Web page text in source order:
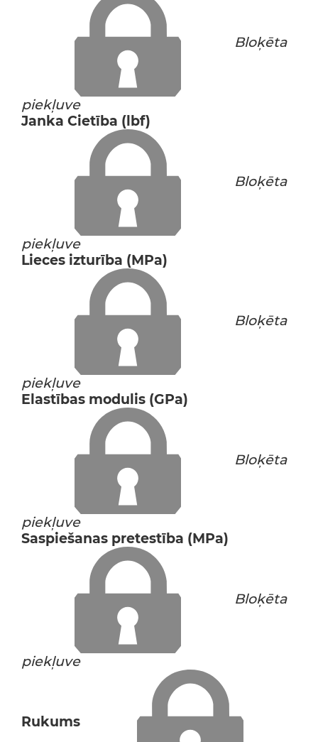
Bloķēta
piekļuve
Janka Cietība (lbf)
Bloķēta
piekļuve
Lieces izturība (MPa)
Bloķēta
piekļuve
Elastības modulis (GPa)
Bloķēta
piekļuve
Saspiešanas pretestība (MPa)
Bloķēta
piekļuve
Rukums